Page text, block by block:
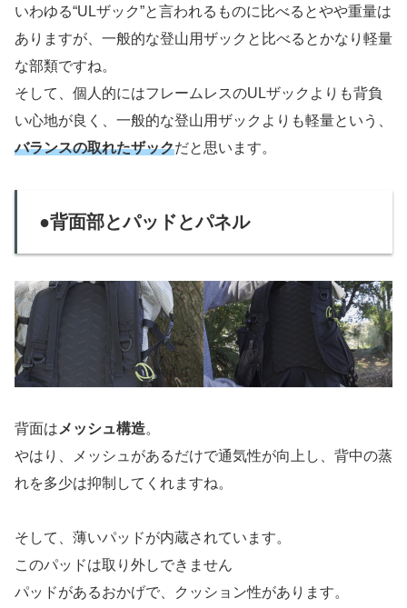
いわゆる“ULザック”と言われるものに比べるとやや重量は
ありますが、一般的な登山用ザックと比べるとかなり軽量
な部類ですね。
そして、個人的にはフレームレスのULザックよりも背負
い心地が良く、一般的な登山用ザックよりも軽量という、
バランスの取れたザックだと思います。
●背面部とパッドとパネル
背面は メッシュ構造。
やはり、メッシュがあるだけで通気性が向上し、背中の蒸
れを多少は抑制してくれますね。
そして、薄いパッドが内蔵されています。
このパッドは取り外しできません
パッドがあるおかげで、クッション性があります。